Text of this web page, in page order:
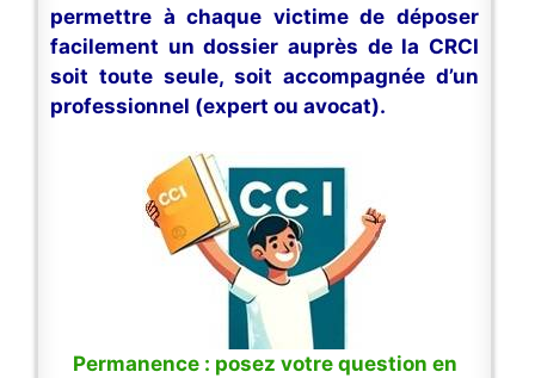
permettre à chaque victime de déposer
facilement un dossier auprès de la CRCI
soit toute seule, soit accompagnée d’un
professionnel (expert ou avocat).
Permanence : posez votre question en